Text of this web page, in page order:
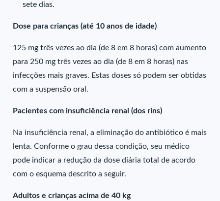
sete dias.
Dose para crianças (até 10 anos de idade)
125 mg três vezes ao dia (de 8 em 8 horas) com aumento
para 250 mg três vezes ao dia (de 8 em 8 horas) nas
infecções mais graves. Estas doses só podem ser obtidas
com a suspensão oral.
Pacientes com insuficiência renal (dos rins)
Na insuficiência renal, a eliminação do antibiótico é mais
lenta. Conforme o grau dessa condição, seu médico
pode indicar a redução da dose diária total de acordo
com o esquema descrito a seguir.
Adultos e crianças acima de 40 kg